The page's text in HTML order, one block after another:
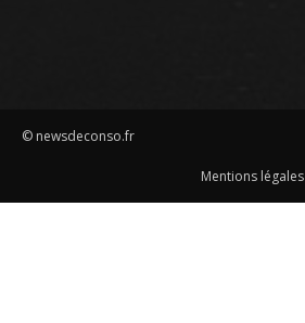
© newsdeconso.fr
Mentions légales